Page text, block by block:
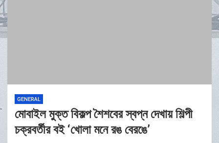
GENERAL
মোবাইল মুক্ত বিকল্প শৈশবের স্বপ্ন দেখায় শিল্পী
চক্রবর্তীর বই ‘খোলা মনে রঙ বেরঙে’